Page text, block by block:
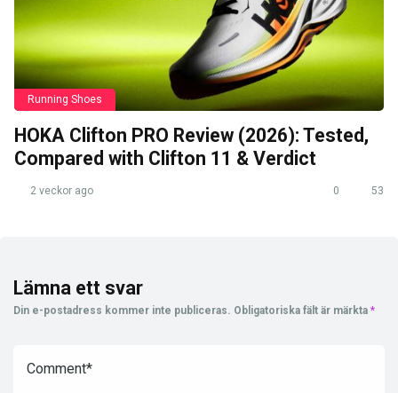
Running Shoes
HOKA Clifton PRO Review (2026): Tested,
Compared with Clifton 11 & Verdict
2 veckor ago 0 53
Lämna ett svar
Din e-postadress kommer inte publiceras. Obligatoriska fält är märkta *